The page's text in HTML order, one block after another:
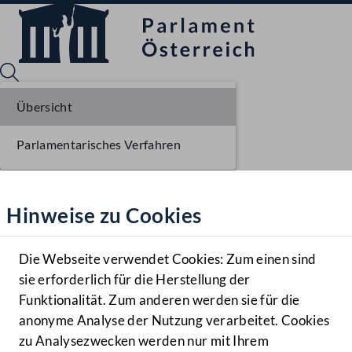
Hilfe
Benutzer
Navigationsmenü öffnen
MENÜ
Hinweise zu Cookies
Die Webseite verwendet Cookies: Zum einen sind
sie erforderlich für die Herstellung der
Funktionalität. Zum anderen werden sie für die
anonyme Analyse der Nutzung verarbeitet. Cookies
zu Analysezwecken werden nur mit Ihrem
Übersicht
Parlamentarisches Verfahren